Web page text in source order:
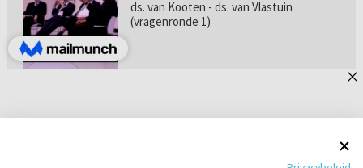
ds. van Kooten - ds. van Vlastuin
(vragenronde 1)
Prof. dr. van Vlastuin - Is